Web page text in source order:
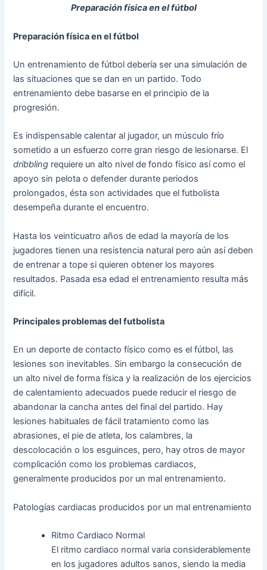
Preparación física en el fútbol
Preparación física en el fútbol
Un entrenamiento de fútbol debería ser una simulación de
las situaciones que se dan en un partido. Todo
entrenamiento debe basarse en el principio de la
progresión.
Es indispensable calentar al jugador, un músculo frío
sometido a un esfuerzo corre gran riesgo de lesionarse. El
dribbling requiere un alto nivel de fondo físico así como el
apoyo sin pelota o defender durante periodos
prolongados, ésta son actividades que el futbolista
desempeña durante el encuentro.
Hasta los veinticuatro años de edad la mayoría de los
jugadores tienen una resistencia natural pero aún así deben
de entrenar a tope si quieren obtener los mayores
resultados. Pasada esa edad el entrenamiento resulta más
difícil.
Principales problemas del futbolista
En un deporte de contacto físico como es el fútbol, las
lesiones son inevitables. Sin embargo la consecución de
un alto nivel de forma física y la realización de los ejercicios
de calentamiento adecuados puede reducir el riesgo de
abandonar la cancha antes del final del partido. Hay
lesiones habituales de fácil tratamiento como las
abrasiones, el pie de atleta, los calambres, la
descolocación o los esguinces, pero, hay otros de mayor
complicación como los problemas cardiacos,
generalmente producidos por un mal entrenamiento.
Patologías cardiacas producidos por un mal entrenamiento
Ritmo Cardiaco Normal
El ritmo cardiaco normal varia considerablemente
en los jugadores adultos sanos, siendo la media